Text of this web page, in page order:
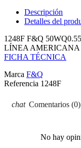
Descripción
Detalles del
1248F F&Q
LÍNEA AMERICANA
FICHA TÉCNICA
Marca F&Q
Referencia 1248F
Comentarios (0)
No hay